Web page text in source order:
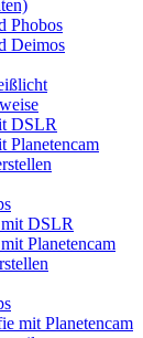
Phobos
Deimos
DSLR
Planetencam
DSLR
Planetencam
mit Planetencam